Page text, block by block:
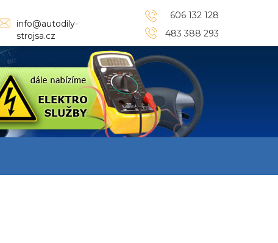
info@autodily-
strojsa.cz
606 132 128
483 388 293